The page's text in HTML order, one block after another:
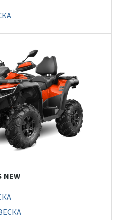
NEW